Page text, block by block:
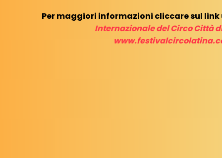
Per maggiori informazioni cliccare sul
Internazionale del Circo Città